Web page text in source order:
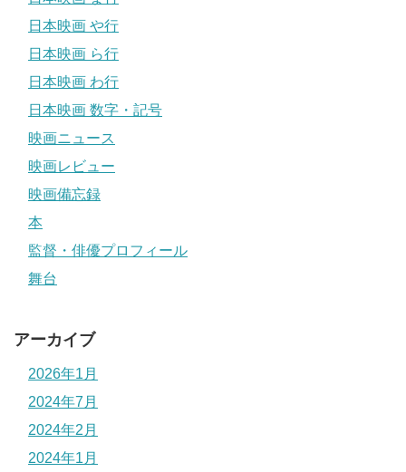
日本映画 や行
日本映画 ら行
日本映画 わ行
日本映画 数字・記号
映画ニュース
映画レビュー
映画備忘録
本
監督・俳優プロフィール
舞台
アーカイブ
2026年1月
2024年7月
2024年2月
2024年1月